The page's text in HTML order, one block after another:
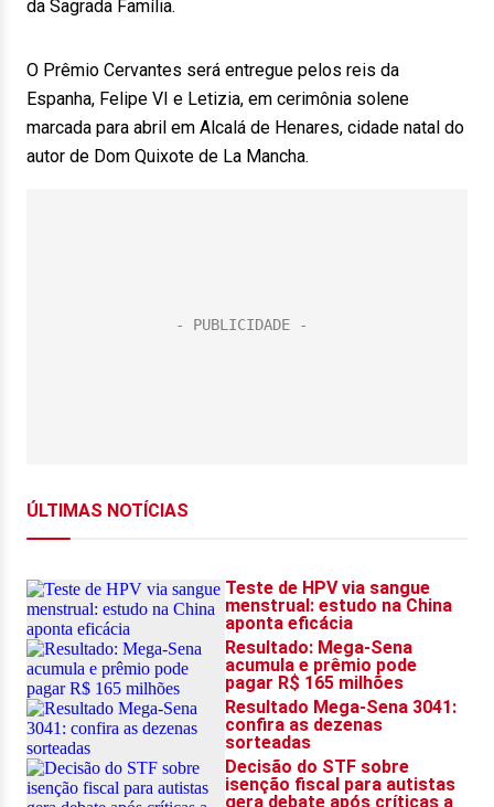
da Sagrada Família.
O Prêmio Cervantes será entregue pelos reis da
Espanha, Felipe VI e Letizia, em cerimônia solene
marcada para abril em Alcalá de Henares, cidade natal do
autor de Dom Quixote de La Mancha.